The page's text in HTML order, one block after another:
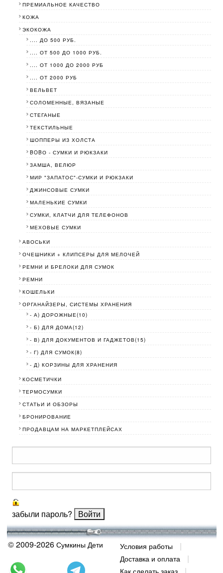
ПРЕМИАЛЬНОЕ КАЧЕСТВО
КОЖА
ЭКОКОЖА
.... ДО 500 РУБ.
.... ОТ 500 ДО 1000 РУБ.
.... ОТ 1000 ДО 2000 РУБ
.... ОТ 2000 РУБ
ВЕЛЬВЕТ
СОЛОМЕННЫЕ, ВЯЗАНЫЕ
СТЕГАНЫЕ
ТЕКСТИЛЬНЫЕ
ШОППЕРЫ ИЗ ХОЛСТА
BOBО - СУМКИ И РЮКЗАКИ
ЗАМША, ВЕЛЮР
МИР "ЗАПАТОС"-СУМКИ И РЮКЗАКИ
ДЖИНСОВЫЕ СУМКИ
МАЛЕНЬКИЕ СУМКИ
СУМКИ, КЛАТЧИ ДЛЯ ТЕЛЕФОНОВ
МЕХОВЫЕ СУМКИ
АВОСЬКИ
ОЧЕШНИКИ + КЛИПСЕРЫ ДЛЯ МЕЛОЧЕЙ
РЕМНИ И БРЕЛОКИ ДЛЯ СУМОК
РЕМНИ
КОШЕЛЬКИ
ОРГАНАЙЗЕРЫ, СИСТЕМЫ ХРАНЕНИЯ
- А) ДОРОЖНЫЕ(10)
- Б) ДЛЯ ДОМА(12)
- В) ДЛЯ ДОКУМЕНТОВ И ГАДЖЕТОВ(15)
- Г) ДЛЯ СУМОК(8)
- Д) КОРЗИНЫ ДЛЯ ХРАНЕНИЯ
КОСМЕТИЧКИ
ТЕРМОСУМКИ
СТАТЬИ И ОБЗОРЫ
БРОНИРОВАНИЕ
ПРОДАВЦАМ НА МАРКЕТПЛЕЙСАХ
забыли пароль?
© 2009-2026 Сумкины Дети
Условия работы
Доставка и оплата